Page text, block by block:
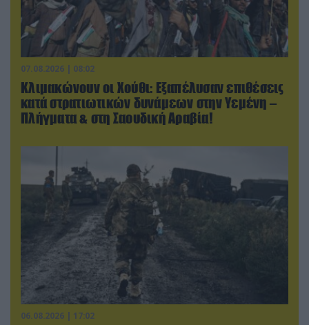
07.08.2026 | 08:02
Κλιμακώνουν οι Χούθι: Eξαπέλυσαν επιθέσεις
κατά στρατιωτικών δυνάμεων στην Υεμένη –
Πλήγματα & στη Σαουδική Αραβία!
06.08.2026 | 17:02